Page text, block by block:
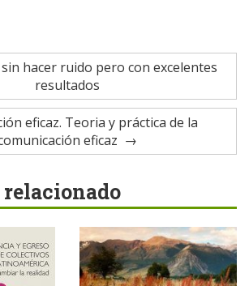
hacer ruido pero con excelentes
resultados
eficaz. Teoria y práctica de la
eficaz